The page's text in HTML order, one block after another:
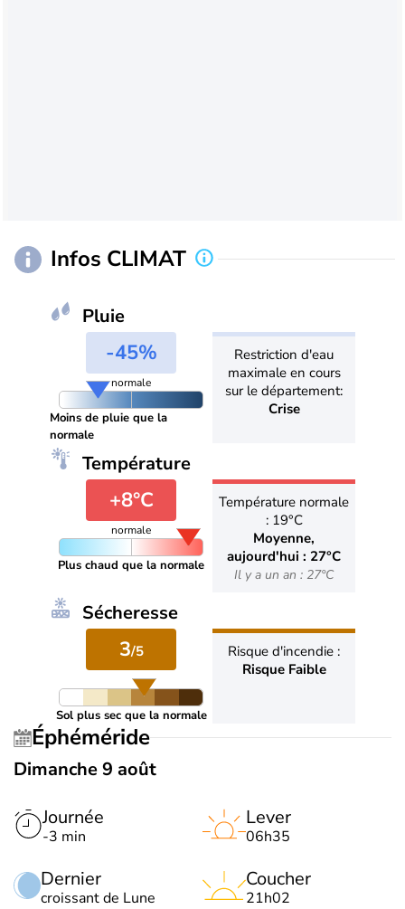
Infos CLIMAT
Pluie
-45%
normale
Moins de pluie que la
normale
Restriction d'eau
maximale en cours
sur le département:
Crise
Température
+8°C
normale
Plus chaud que la normale
Température normale
: 19°C
Moyenne,
aujourd'hui : 27°C
Il y a un an : 27°C
Sécheresse
3/5
Sol plus sec que la normale
Risque d'incendie :
Risque Faible
Éphéméride
Dimanche 9 août
Journée
-3 min
Dernier
croissant de Lune
Lever
06h35
Coucher
21h02